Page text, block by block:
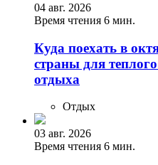
04 авг. 2026
Время чтения 6 мин.
Куда поехать в
страны для
отдыха
Отдых
03 авг. 2026
Время чтения 6 мин.